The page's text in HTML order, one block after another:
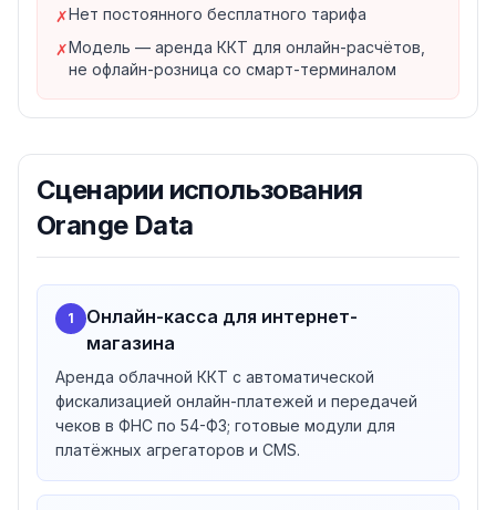
Клиенты Orange Data могут работать с любым
официальным (аккредитованным) оператором
фискальных данных — настройки ОФД уже сделаны в
личном кабинете, достаточно выбрать оператора из
списка. Отдельно Orange Data оператором
выбранному ОФД для дальнейшей отправки в ФНС.
✗Нет постоянного бесплатного тарифа
✗Модель — аренда ККТ для онлайн-расчётов,
не офлайн-розница со смарт-терминалом
Сценарии использования
Orange Data
1
Онлайн-касса для интернет-
магазина
Аренда облачной ККТ с автоматической
фискализацией онлайн-платежей и передачей
чеков в ФНС по 54-ФЗ; готовые модули для
платёжных агрегаторов и CMS.